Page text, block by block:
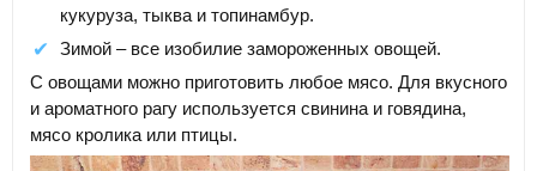
кукуруза, тыква и топинамбур.
Зимой – все изобилие замороженных овощей.
С овощами можно приготовить любое мясо. Для вкусного
и ароматного рагу используется свинина и говядина,
мясо кролика или птицы.